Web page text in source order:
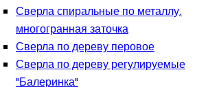
Сверла спиральные по металлу,
многогранная заточка
Сверла по дереву перовое
Сверла по дереву регулируемые
"Балеринка"